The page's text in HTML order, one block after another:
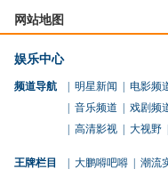
网站地图
娱乐中心
频道导航 明星新闻 电影频
音乐频道 戏剧频
高清影视 大视野
王牌栏目 大鹏嘚吧嘚
潮流